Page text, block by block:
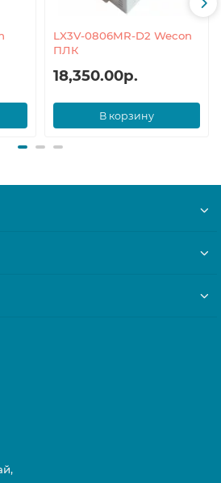
LX3V-0806MR-D2 Wecon
ПЛК
18,350.00р.
В корзину